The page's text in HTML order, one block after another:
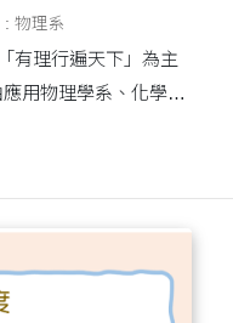
: 物理系
有理行遍天下」為主
用物理學系、化學
學系共同協辦，打造
學系帶領的特色單